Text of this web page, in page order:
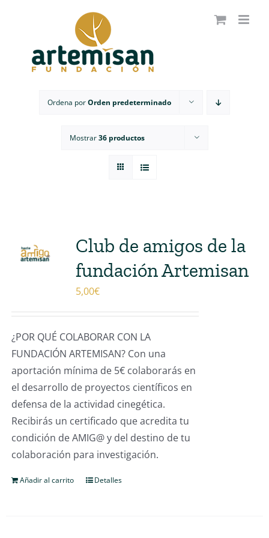
Ordena porOrden predeterminado
Mostrar36 productos
Club de amigos de la
fundación Artemisan
5,00€
¿POR QUÉ COLABORAR CON LA
FUNDACIÓN ARTEMISAN? Con una
aportación mínima de 5€ colaborarás en
el desarrollo de proyectos científicos en
defensa de la actividad cinegética.
Recibirás un certificado que acredita tu
condición de AMIG@ y del destino de tu
colaboración para investigación.
Añadir al carrito Detalles